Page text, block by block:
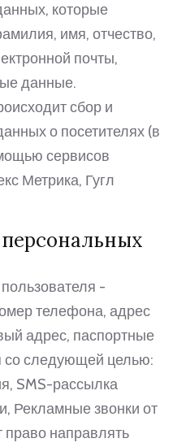
которые
имя, отчество,
почты,
данные.
сбор и
о посетителях (в
сервисов
Метрика, Гугл
-
телефона, адрес
адрес, паспортные
следующей целью:
SMS-рассылка
Рекламные звонки от
направлять